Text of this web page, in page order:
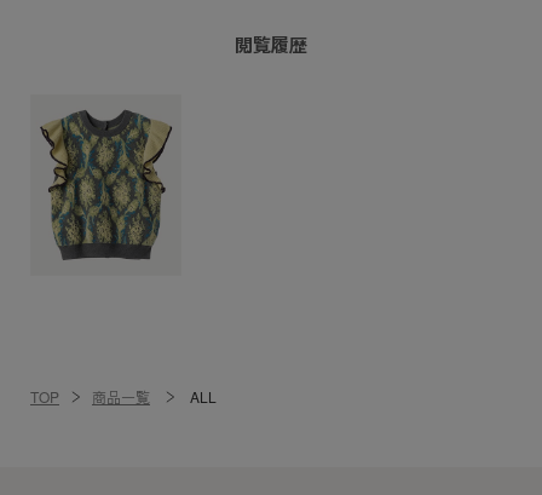
閲覧履歴
TOP 商品一覧 ALL